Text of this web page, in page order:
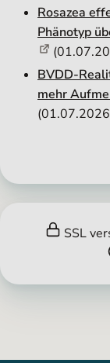
Rosazea
Phänotyp
BVDD-
mehr
SSL